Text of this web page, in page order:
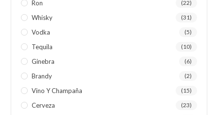
Ron (22)
Whisky (31)
Vodka (5)
Tequila (10)
Ginebra (6)
Brandy (2)
Vino Y Champaña (15)
Cerveza (23)